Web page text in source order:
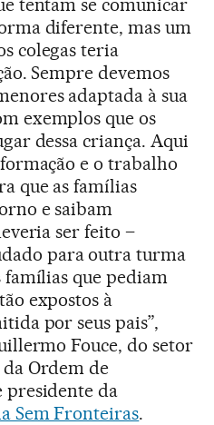
tentam se comunicar
diferente, mas um
colegas teria
Sempre devemos
adaptada à sua
exemplos que os
dessa criança. Aqui
e o trabalho
que as famílias
e saibam
ser feito –
para outra turma
que pediam
expostos à
por seus pais”,
Fouce, do setor
Ordem de
presidente da
Sem Fronteiras.